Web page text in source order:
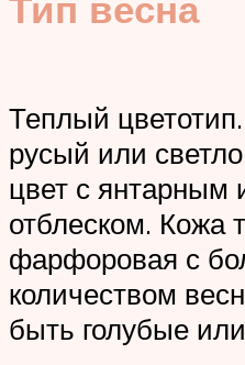
Теплый
русый или
цвет с янтарным
отблеском. Кожа
фарфоровая с
количеством
быть голубые